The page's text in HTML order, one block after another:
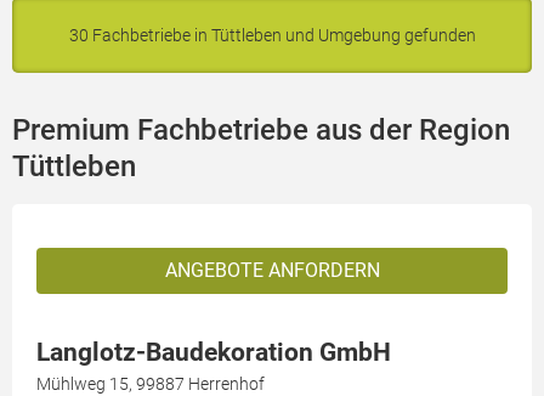
30 Fachbetriebe in Tüttleben und Umgebung gefunden
Premium Fachbetriebe aus der Region
Tüttleben
ANGEBOTE ANFORDERN
Langlotz-Baudekoration GmbH
Mühlweg 15, 99887 Herrenhof